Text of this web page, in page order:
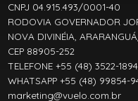
CNPJ 04.915.493/0001-40
RODOVIA GOVERNADOR
NOVA DIVINÉIA,
CEP 88905-252
TELEFONE +55 (48) 3522-1894
WHATSAPP +55 (48) 99854-
marketing@vuelo.com.br